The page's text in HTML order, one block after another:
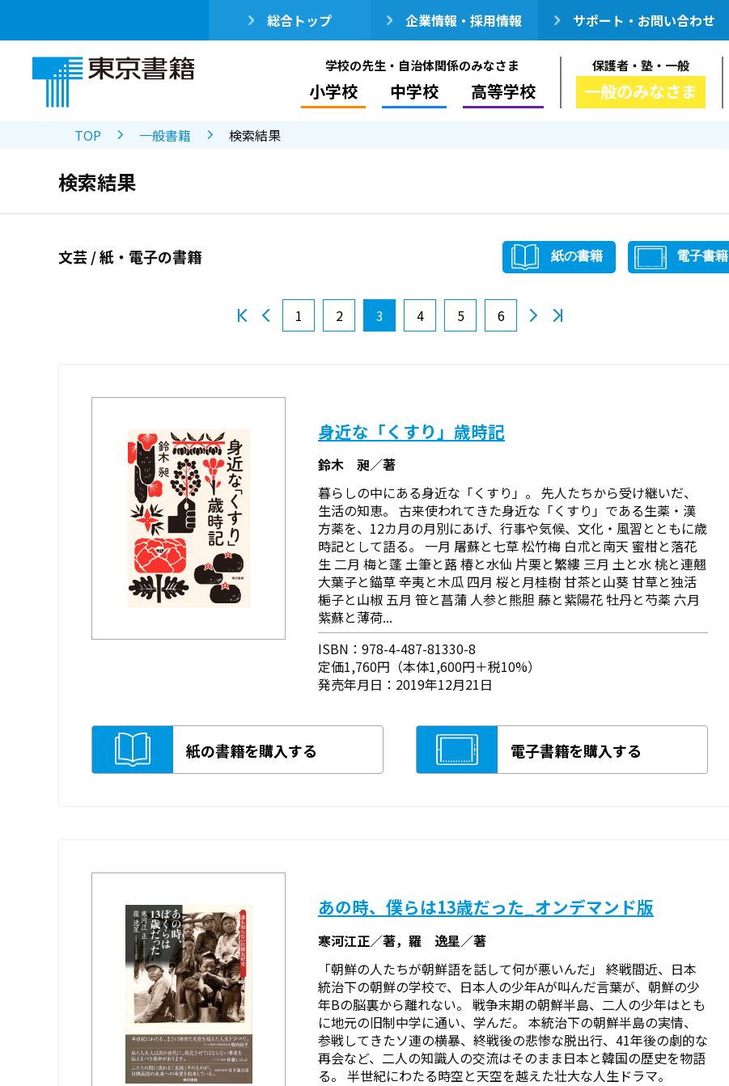
総合トップ 企業情報・採用情報 サポート・お問い合わせ
学校の先生・自治体関係のみなさま
小学校 中学校 高等学校
保護者・塾・一般
一般のみなさま
TOP 一般書籍 検索結果
検索結果
文芸 / 紙・電子の書籍 紙の書籍 電子書籍
1 2 3 4 5 6
身近な「くすり」歳時記
鈴木 昶／著
暮らしの中にある身近な「くすり」。 先人たちから受け継いだ、
生活の知恵。 古来使われてきた身近な「くすり」である生薬・漢
方薬を、12カ月の月別にあげ、行事や気候、文化・風習とともに歳
時記として語る。 一月 屠蘇と七草 松竹梅 白朮と南天 蜜柑と落花
生 二月 梅と蓬 土筆と蕗 椿と水仙 片栗と繁縷 三月 土と水 桃と連翹
大葉子と錨草 辛夷と木瓜 四月 桜と月桂樹 甘茶と山葵 甘草と独活
梔子と山椒 五月 笹と菖蒲 人参と熊胆 藤と紫陽花 牡丹と芍薬 六月
紫蘇と薄荷...
ISBN：978-4-487-81330-8
定価1,760円（本体1,600円＋税10%）
発売年月日：2019年12月21日
紙の書籍を購入する 電子書籍を購入する
あの時、僕らは13歳だった_オンデマンド版
寒河江正／著，羅 逸星／著
「朝鮮の人たちが朝鮮語を話して何が悪いんだ」 終戦間近、日本
統治下の朝鮮の学校で、日本人の少年Aが叫んだ言葉が、朝鮮の少
年Bの脳裏から離れない。 戦争末期の朝鮮半島、二人の少年はとも
に地元の旧制中学に通い、学んだ。 本統治下の朝鮮半島の実情、
参戦してきたソ連の横暴、終戦後の悲惨な脱出行、41年後の劇的な
再会など、二人の知識人の交流はそのまま日本と韓国の歴史を物語
る。 半世紀にわたる時空と天空を越えた壮大な人生ドラマ。